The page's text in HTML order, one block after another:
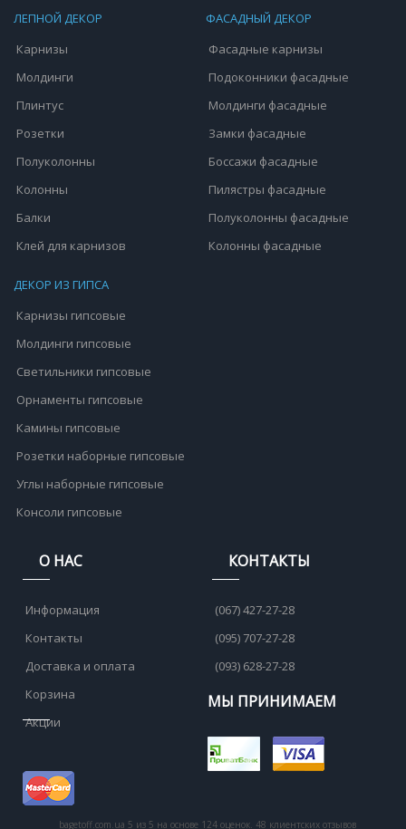
ЛЕПНОЙ ДЕКОР
Карнизы
Молдинги
Плинтус
Розетки
Полуколонны
Колонны
Балки
Клей для карнизов
ФАСАДНЫЙ ДЕКОР
Фасадные карнизы
Подоконники фасадные
Молдинги фасадные
Замки фасадные
Боссажи фасадные
Пилястры фасадные
Полуколонны фасадные
Колонны фасадные
ДЕКОР ИЗ ГИПСА
Карнизы гипсовые
Молдинги гипсовые
Светильники гипсовые
Орнаменты гипсовые
Камины гипсовые
Розетки наборные гипсовые
Углы наборные гипсовые
Консоли гипсовые
О НАС
Информация
Контакты
Доставка и оплата
Корзина
Акции
КОНТАКТЫ
(067) 427-27-28
(095) 707-27-28
(093) 628-27-28
МЫ ПРИНИМАЕМ
bagetoff.com.ua 5 из 5 на основе 124 оценок. 48 клиентских отзывов